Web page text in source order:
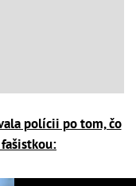
polícii po tom, čo